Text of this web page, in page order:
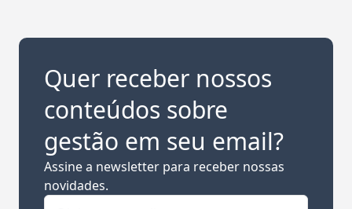
Quer receber nossos
conteúdos sobre
gestão em seu email?
Assine a newsletter para receber nossas
novidades.